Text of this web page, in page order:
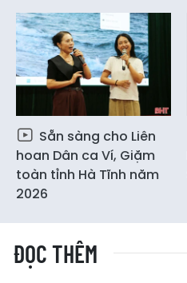
Sẵn sàng cho Liên
hoan Dân ca Ví, Giặm
toàn tỉnh Hà Tĩnh năm
2026
ĐỌC THÊM